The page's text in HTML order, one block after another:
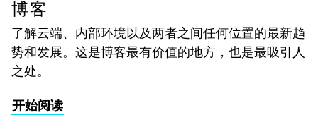
博客
了解云端、内部环境以及两者之间任何位置的最新趋
势和发展。这是博客最有价值的地方，也是最吸引人
之处。
开始阅读